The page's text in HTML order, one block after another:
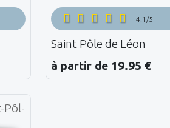
4.1/5
Saint Pôle de Léon
à partir de 19.95 €